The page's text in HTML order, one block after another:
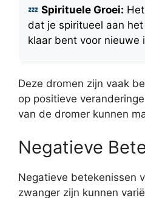
Spirituele Groei:
dat je spiritueel aan
klaar bent voor nieuwe
Deze dromen zijn vaak
op positieve
van de dromer kunnen
Negatieve
Negatieve betekenissen
zwanger zijn kunnen